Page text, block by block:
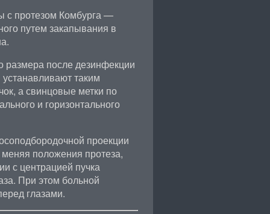
с протезом Комбурга —
путем закапывания в
размера после дезинфекции
таким
а свинцовые метки по
и горизонтального
проекции
положения протеза,
с центрацией пучка
При этом больной
глазами.